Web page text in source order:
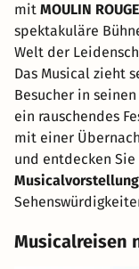
mit MOULIN ROUGE
spektakuläre
Welt der
Das Musical zieht
Besucher in
ein rauschendes
mit einer
und entdecken
Musicalvorstellung
Musicalreisen